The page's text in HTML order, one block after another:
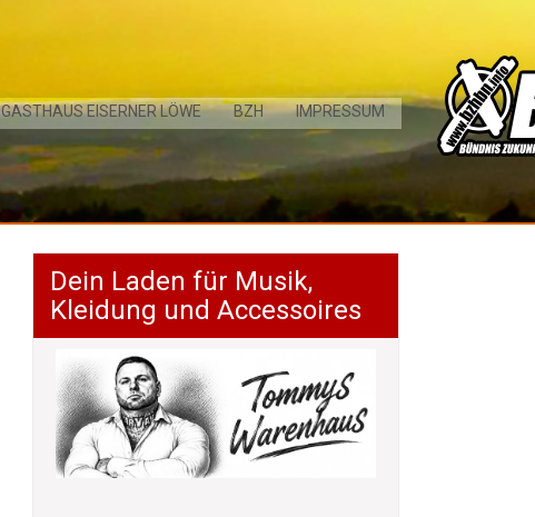
GASTHAUS EISERNER LÖWE BZH IMPRESSUM
Dein Laden für Musik,
Kleidung und Accessoires